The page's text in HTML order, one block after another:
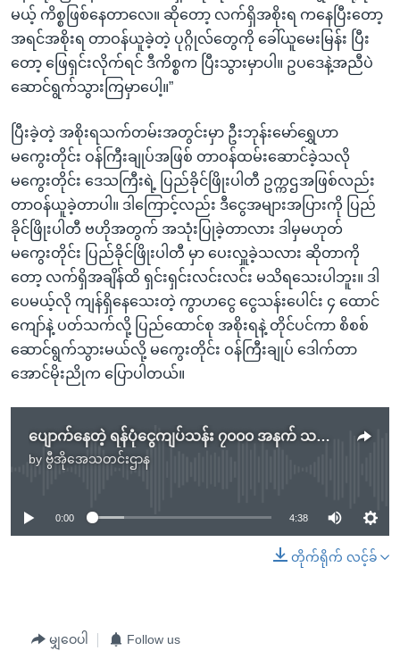
မယ့် ကိစ္စဖြစ်နေတာလေ။ ဆိုတော့ လက်ရှိအစိုးရ ကနေပြီးတော့
အရင်အစိုးရ တာဝန်ယူခဲ့တဲ့ ပုဂ္ဂိုလ်တွေကို ခေါ်ယူမေးမြန်း ပြီး
တော့ ဖြေရှင်းလိုက်ရင် ဒီကိစ္စက ပြီးသွားမှာပါ။ ဥပဒေနဲ့အညီပဲ
ဆောင်ရွက်သွားကြမှာပေါ့။”
ပြီးခဲ့တဲ့ အစိုးရသက်တမ်းအတွင်းမှာ ဦးဘုန်းမော်ရွှေဟာ
မကွေးတိုင်း ဝန်ကြီးချုပ်အဖြစ် တာဝန်ထမ်းဆောင်ခဲ့သလို
မကွေးတိုင်း ဒေသကြီးရဲ့ ပြည်ခိုင်ဖြိုးပါတီ ဥက္ကဌအဖြစ်လည်း
တာဝန်ယူခဲ့တာပါ။ ဒါကြောင့်လည်း ဒီငွေအများအပြားကို ပြည်
ခိုင်ဖြိုးပါတီ ဗဟိုအတွက် အသုံးပြုခဲ့တာလား ဒါမှမဟုတ်
မကွေးတိုင်း ပြည်ခိုင်ဖြိုးပါတီ မှာ ပေးလှူခဲ့သလား ဆိုတာကို
တော့ လက်ရှိအချိန်ထိ ရှင်းရှင်းလင်းလင်း မသိရသေးပါဘူး။ ဒါ
ပေမယ့်လို ကျန်ရှိနေသေးတဲ့ ကွာဟငွေ ငွေသန်းပေါင်း ၄ ထောင်
ကျော်နဲ့ ပတ်သက်လို့ ပြည်ထောင်စု အစိုးရနဲ့ တိုင်ပင်ကာ စိစစ်
ဆောင်ရွက်သွားမယ်လို့ မကွေးတိုင်း ဝန်ကြီးချုပ် ဒေါက်တာ
အောင်မိုးညိုက ပြောပါတယ်။
ပျောက်နေတဲ့ ရန်ပုံငွေကျပ်သန်း ၇၀၀၀ အနက် သန်း ၁၇၀၀ ကျော် ပြန်ပေးမည်ဟု မကွေးတိုင်း ဝန်ကြီးချူပ်ဟောင်းဆို
by ဗွီအိုအေသတင်းဌာန
No media source currently available
0:00 4:38
တိုက်ရိုက် လင့်ခ်
မျှဝေပါ Follow us